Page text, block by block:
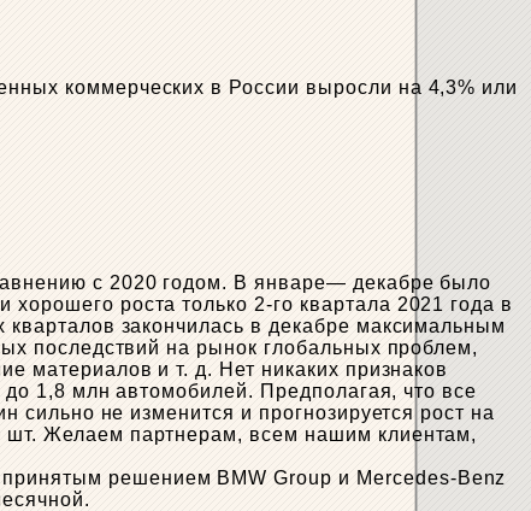
коммерческих в России выросли на 4,3% или
с 2020 годом. В январе— декабре было
роста только 2-го квартала 2021 года в
закончилась в декабре максимальным
последствий на рынок глобальных проблем,
материалов и т. д. Нет никаких признаков
1,8 млн автомобилей. Предполагая, что все
сильно не изменится и прогнозируется рост на
шт. Желаем партнерам, всем нашим клиентам,
решением BMW Group и Mercedes-Benz